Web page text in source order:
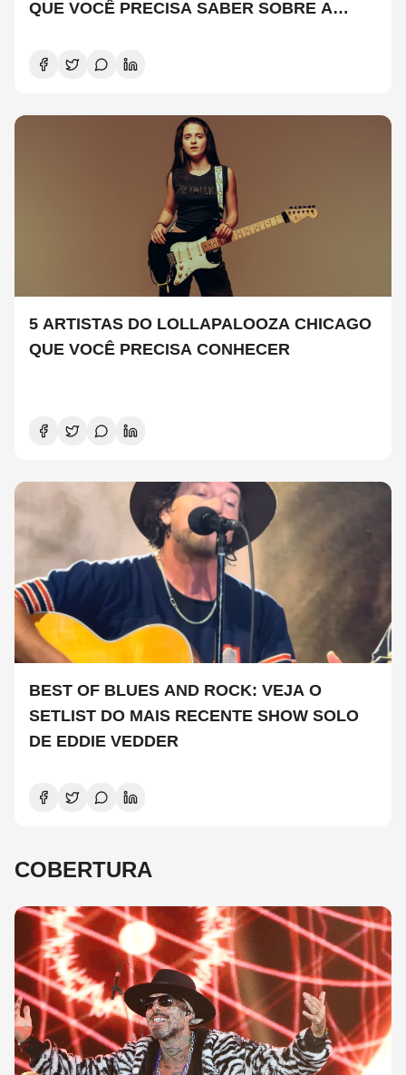
QUE VOCÊ PRECISA SABER SOBRE A
5 ARTISTAS DO LOLLAPALOOZA CHICAGO
QUE VOCÊ PRECISA CONHECER
BEST OF BLUES AND ROCK: VEJA O
SETLIST DO MAIS RECENTE SHOW SOLO
DE EDDIE VEDDER
COBERTURA